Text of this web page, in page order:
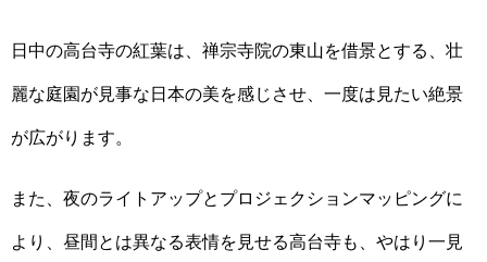
日中の高台寺の紅葉は、禅宗寺院の東山を借景とする、壮
麗な庭園が見事な日本の美を感じさせ、一度は見たい絶景
が広がります。
また、夜のライトアップとプロジェクションマッピングに
より、昼間とは異なる表情を見せる高台寺も、やはり一見